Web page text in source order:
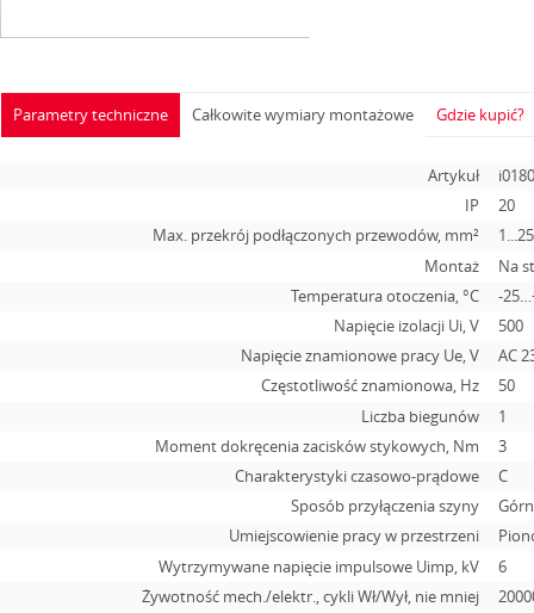
Parametry techniczne
Artykuł
IP
20
Max. przekrój podłączonych przewodów, mm²
1...25
Montaż
Na
Temperatura otoczenia, °С
-
Napięcie izolacji Ui, V
500
Napięcie znamionowe pracy Ue, V
АС
Częstotliwość znamionowa, Hz
50
Liczba biegunów
1
Moment dokręcenia zacisków stykowych, Nm
3
Charakterystyki czasowo-prądowe
C
Sposób przyłączenia szyny
Umiejscowienie pracy w przestrzeni
Wytrzymywane napięcie impulsowe Uimp, kV
6
Żywotność mech./elektr., cykli Wł/Wył, nie mniej
Całkowite wymiary montażowe Gdzie kupić?